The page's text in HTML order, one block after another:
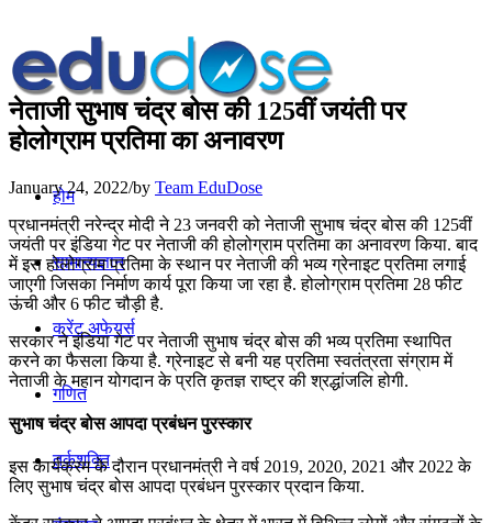
होम
सामान्यज्ञान
करेंट अफेयर्स
गणित
तर्कशक्ति
नेताजी सुभाष चंद्र बोस की 125वीं जयंती पर
होलोग्राम प्रतिमा का अनावरण
January 24, 2022/by Team EduDose
प्रधानमंत्री नरेन्द्र मोदी ने 23 जनवरी को नेताजी सुभाष चंद्र बोस की 125वीं
जयंती पर इंडिया गेट पर नेताजी की होलोग्राम प्रतिमा का अनावरण किया. बाद
में इस होलोग्राम प्रतिमा के स्थान पर नेताजी की भव्य ग्रेनाइट प्रतिमा लगाई
जाएगी जिसका निर्माण कार्य पूरा किया जा रहा है. होलोग्राम प्रतिमा 28 फीट
ऊंची और 6 फीट चौड़ी है.
सरकार ने इंडिया गेट पर नेताजी सुभाष चंद्र बोस की भव्‍य प्रतिमा स्‍थापित
करने का फैसला किया है. ग्रेनाइट से बनी यह प्रतिमा स्वतंत्रता संग्राम में
नेताजी के महान योगदान के प्रति कृतज्ञ राष्ट्र की श्रद्धांजलि होगी.
सुभाष चंद्र बोस आपदा प्रबंधन पुरस्कार
इस कार्यक्रम के दौरान प्रधानमंत्री ने वर्ष 2019, 2020, 2021 और 2022 के
लिए सुभाष चंद्र बोस आपदा प्रबंधन पुरस्कार प्रदान किया.